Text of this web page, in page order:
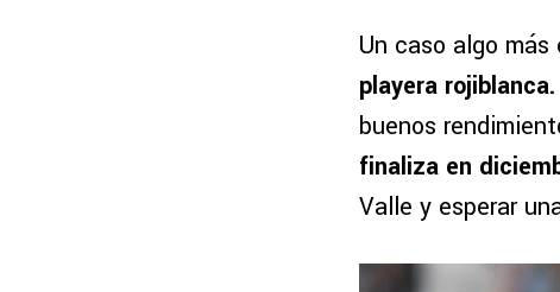
Un caso algo más
playera rojiblanca.
buenos
finaliza en
Valle y esperar